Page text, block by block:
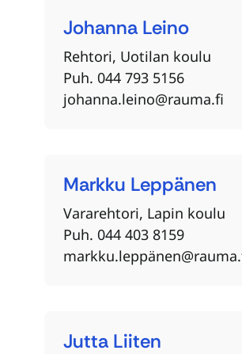
Leino
Johanna
Rehtori, Uotilan koulu
Puh. 044 793 5156
johanna.leino@rauma.fi
Leppänen
Markku
Vararehtori, Lapin koulu
Puh. 044 403 8159
Liiten
Jutta